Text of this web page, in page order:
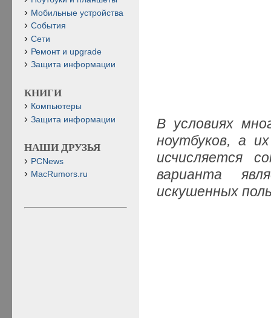
В условиях
ноутбуков, а
исчисляется
варианта
искушенных
Мобильные устройства
События
Сети
Ремонт и upgrade
Защита информации
КНИГИ
Компьютеры
Защита информации
НАШИ ДРУЗЬЯ
PCNews
MacRumors.ru